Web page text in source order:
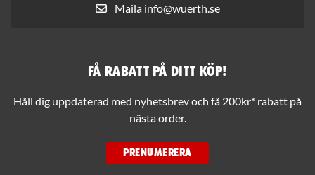
Maila info@wuerth.se
Få rabatt på ditt köp!
Håll dig uppdaterad med nyhetsbrev och få 200kr* rabatt på
nästa order.
PRENUMERERA